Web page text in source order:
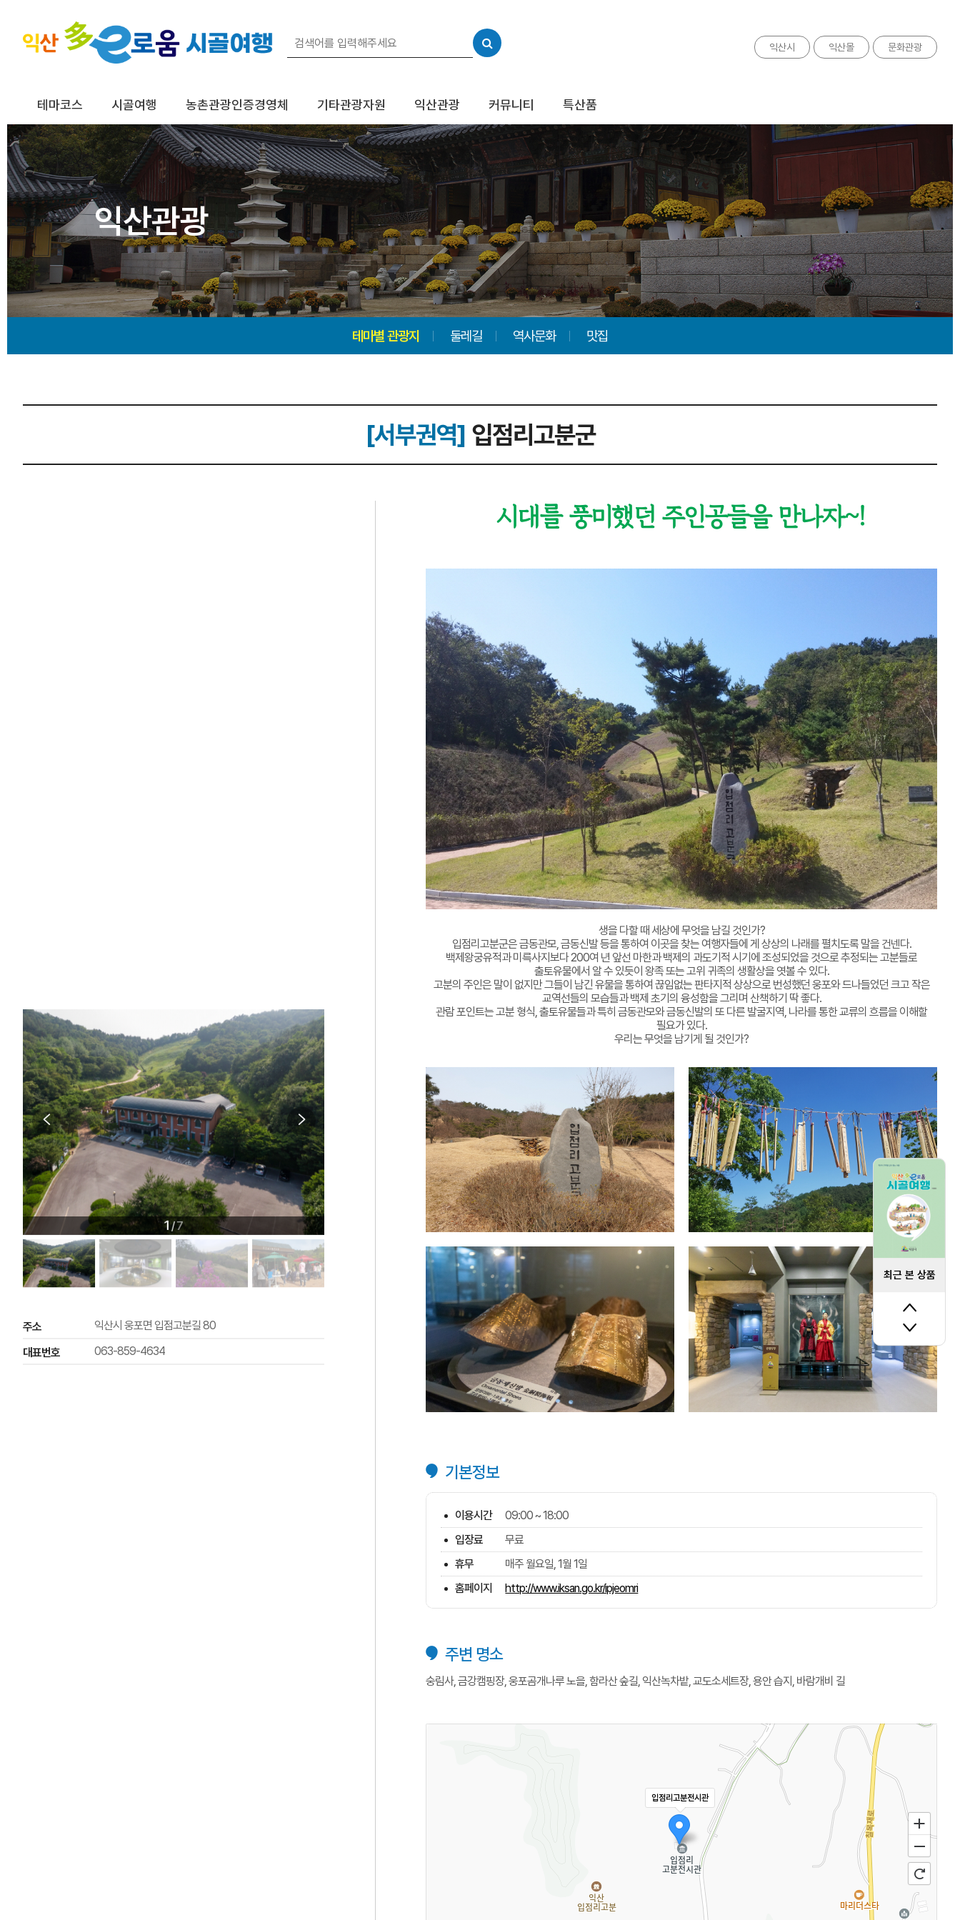
익산시 익산몰 문화관광
테마코스 시골여행 농촌관광인증경영체 기타관광자원 익산관광 커뮤니티 특산품
최근 본 상품
익산관광
테마별 관광지 둘레길 역사문화 맛집
[서부권역] 입점리고분군
1/7
주소
익산시 웅포면 입점고분길 80
대표번호
063-859-4634
시대를 풍미했던 주인공들을 만나자~!
생을 다할 때 세상에 무엇을 남길 것인가?
입점리고분군은 금동관모, 금동신발 등을 통하여 이곳을 찾는 여행자들에 게 상상의 나래를 펼치도록 말을 건넨다.
백제왕궁유적과 미륵사지보다 200여 년 앞선 마한과 백제의 과도기적 시기에 조성되었을 것으로 추정되는 고분들로
출토유물에서 알 수 있듯이 왕족 또는 고위 귀족의 생활상을 엿볼 수 있다.
고분의 주인은 말이 없지만 그들이 남긴 유물을 통하여 끊임없는 판타지적 상상으로 번성했던 웅포와 드나들었던 크고 작은
교역선들의 모습들과 백제 초기의 융성함을 그리며 산책하기 딱 좋다.
관람 포인트는 고분 형식, 출토유물들과 특히 금동관모와 금동신발의 또 다른 발굴지역, 나라를 통한 교류의 흐름을 이해할
필요가 있다.
우리는 무엇을 남기게 될 것인가?
기본정보
이용시간
09:00 ~ 18:00
입장료
무료
휴무
매주 월요일, 1월 1일
홈페이지
http://www.iksan.go.kr/ipjeomri
주변 명소
숭림사, 금강캠핑장, 웅포곰개나루 노을, 함라산 숲길, 익산녹차밭, 교도소세트장, 용안 습지, 바람개비 길
입점리고분전시관